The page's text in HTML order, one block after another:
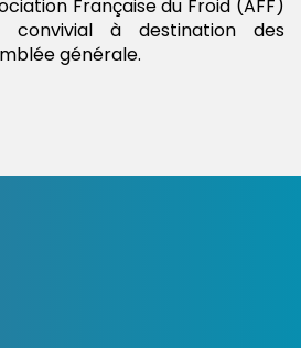
Française du Froid (AFF)
convivial à destination des
générale.